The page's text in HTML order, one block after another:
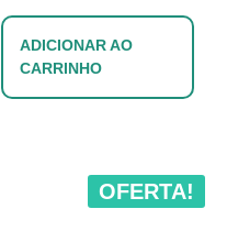
ADICIONAR AO
CARRINHO
OFERTA!